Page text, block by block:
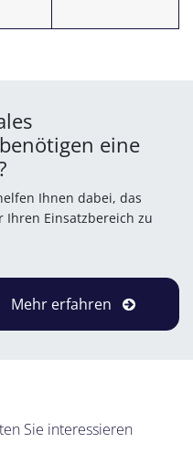
eine
Ihnen dabei, das
Ihren Einsatzbereich zu
Mehr erfahren
Sie interessieren